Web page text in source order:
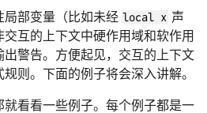
局部变量（比如未经 local x 声
互的上下文中硬作用域和软作用
警告。方便起见，交互的上下文
则。下面的例子将会深入讲解。
就看看一些例子。每个例子都是一